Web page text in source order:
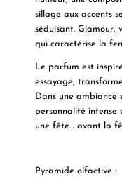
sillage aux accents
séduisant.
qui caractérise la
Le parfum est
essayage,
Dans une ambiance
personnalité intense
une fête… avant la
Pyramide olfactive :